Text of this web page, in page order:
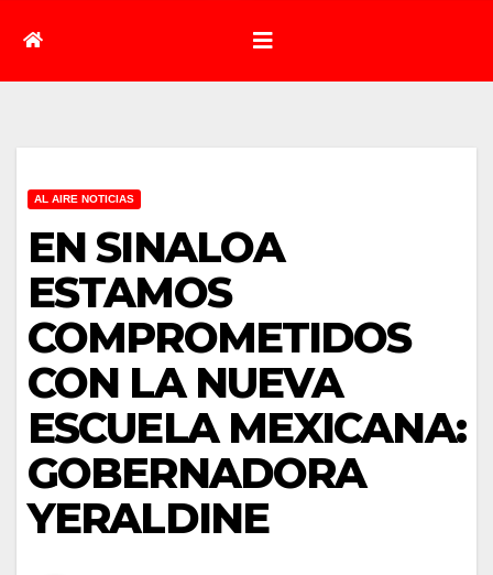
AL AIRE NOTICIAS
EN SINALOA
ESTAMOS
COMPROMETIDOS
CON LA NUEVA
ESCUELA MEXICANA:
GOBERNADORA
YERALDINE